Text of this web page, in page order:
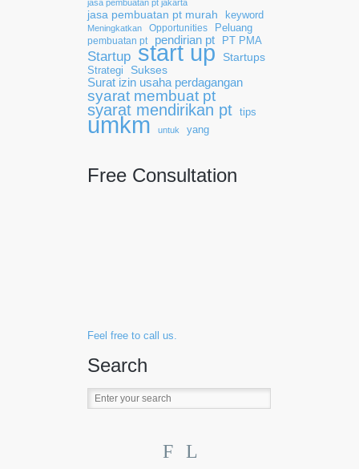
jasa pembuatan pt jakarta
jasa pembuatan pt murah keyword
Meningkatkan Opportunities Peluang
pembuatan pt pendirian pt PT PMA
Startup start up Startups
Strategi
Sukses
Surat izin usaha perdagangan
syarat membuat pt
syarat mendirikan pt tips
umkm untuk yang
Free Consultation
Feel free to call us.
Search
F L